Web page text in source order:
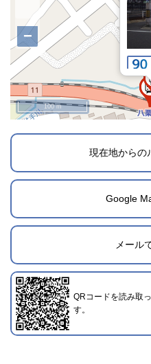
2024
−
100 m
現在地からの
Google
メール
QRコードを読み取
す。